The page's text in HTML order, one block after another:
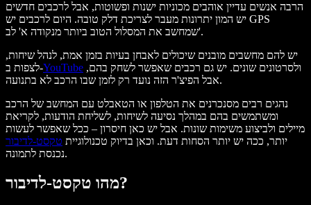
הרבה אנשים עדיין אוהבים מכוניות ישנות ופשוטות, אבל לרכבים חדשים
יש המון יתרונות מעבר לצריכת דלק טובה. היום לרכבים יש GPS
שמחשב את המסלול הטוב ביותר מנקודה א' לב'.
יש להם מחשבים מובנים שיכולים לאבחן בעיות בזמן אמת, לנהל שיחות,
לצפות ב-YouTube
אבל הפיצ'ר הזה נועד רק לזמן שבו הרכב לא בתנועה.
נהגים רבים מסנכרנים את הטלפון או הטאבלט עם המחשב של הרכב
ומשתמשים בהם במהלך נסיעה לשיחות, לשליחת הודעות, לקריאת
מיילים ולביצוע משימות שונות. אבל יש כאן חיסרון – ככל שאפשר לעשות
יותר, ככה יש יותר הסחות דעת. וכאן בדיוק טכנולוגיית טקסט‑לדיבור
נכנסת לתמונה.
מהו טקסט‑לדיבור?